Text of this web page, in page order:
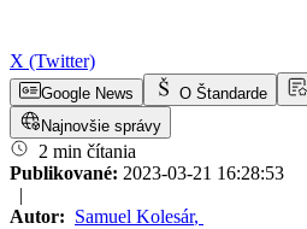
X (Twitter)
Google News O Štandarde
Najnovšie správy
2 min čítania
Publikované: 2023-03-21 16:28:53
|
Autor: Samuel Kolesár,